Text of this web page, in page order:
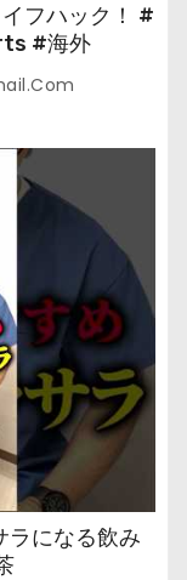
フハック！ #
#海外
ラになる飲み